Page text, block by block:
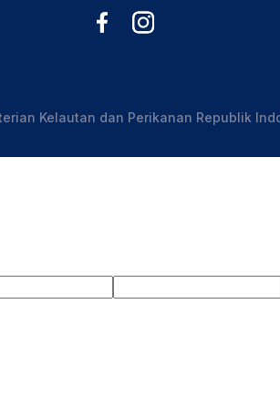
Kelautan dan Perikanan Republik